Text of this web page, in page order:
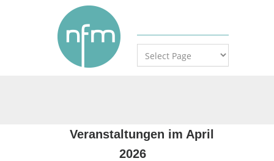
Veranstaltungen im April
2026